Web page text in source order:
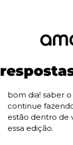
bom dia! saber
continue
estão dentro de
essa edição.